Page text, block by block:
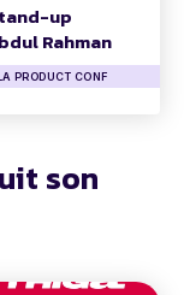
up
Rahman
PRODUCT CONF
son